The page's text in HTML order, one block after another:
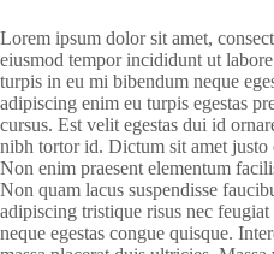
Lorem ipsum dolor sit amet,
eiusmod tempor incididunt ut
turpis in eu mi bibendum neque
adipiscing enim eu turpis egestas
cursus. Est velit egestas dui id
nibh tortor id. Dictum sit amet
Non enim praesent elementum
Non quam lacus suspendisse
adipiscing tristique risus nec
neque egestas congue quisque.